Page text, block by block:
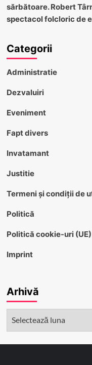
sărbătoare. Robert
spectacol folcloric de
Categorii
Administratie
Dezvaluiri
Eveniment
Fapt divers
Invatamant
Justitie
Termeni și condiții de
Politică
Politică cookie-uri (UE)
Imprint
Arhivă